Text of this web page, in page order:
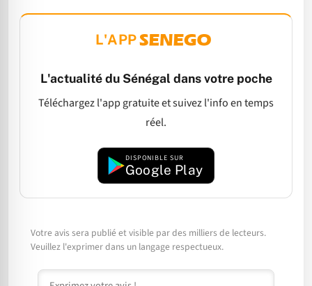
L'APP
L'actualité du Sénégal dans votre poche
Téléchargez l'app gratuite et suivez l'info en temps
réel.
DISPONIBLE SUR
Google Play
Votre avis sera publié et visible par des milliers de lecteurs.
Veuillez l'exprimer dans un langage respectueux.
Commentaire